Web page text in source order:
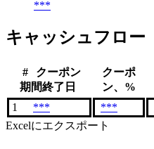
***
キャッシュフロー
#
クーポン
期間終了日
クーポ
ン、%
1
*** ***
Excelにエクスポート